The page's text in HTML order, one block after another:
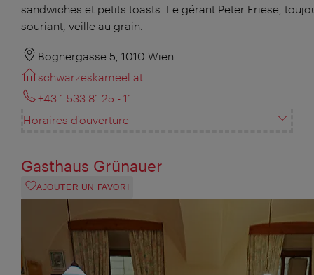
sandwiches et petits toasts. Le gérant Peter Friese,
souriant, veille au grain.
Bognergasse 5, 1010 Wien
schwarzeskameel.at
+43 1 533 81 25 - 11
Horaires d'ouverture
Gasthaus Grünauer
AJOUTER UN FAVORI